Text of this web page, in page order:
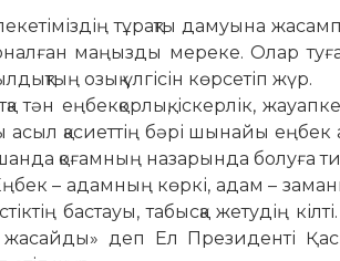
тұрақты дамуына
маңызды мереке. Олар
озық үлгісін көрсетіп жүр.
тән еңбекқорлық, іскерлік,
қасиеттің бәрі шы­­найы
қоғам­ның наза­рында болуға
– адамның көркі, адам –
бастауы, та­быс­қа жетудің
жасайды» деп Ел Пре­зиденті